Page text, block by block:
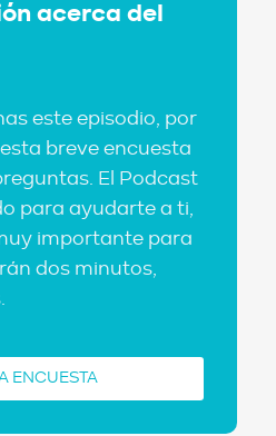
acerca del
este episodio, por
breve encuesta
El Podcast
para ayudarte a ti,
importante para
dos minutos,
ENCUESTA